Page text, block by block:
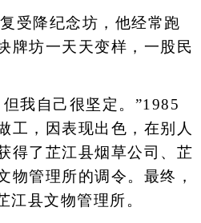
受降纪念坊，他经常跑
牌坊一天天变样，一股民
我自己很坚定。”1985
工，因表现出色，在别人
得了芷江县烟草公司、芷
物管理所的调令。最终，
江县文物管理所。